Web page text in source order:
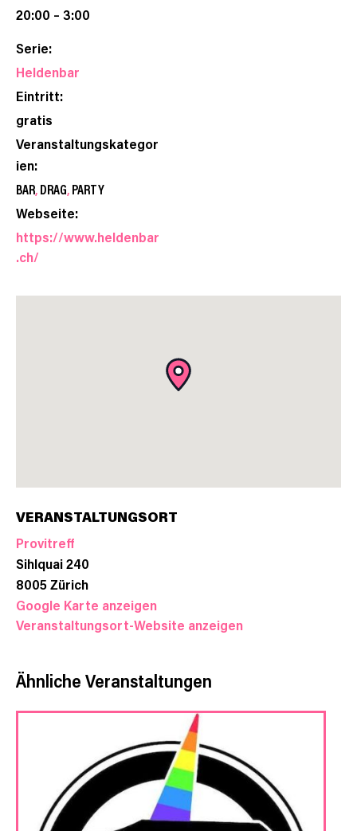
20:00 – 3:00
Serie:
Heldenbar
Eintritt:
gratis
Veranstaltungskategor
ien:
BAR,DRAG,PARTY
Webseite:
https://www.heldenbar
.ch/
VERANSTALTUNGSORT
Provitreff
Sihlquai 240
8005Zürich
Google Karte anzeigen
Veranstaltungsort-Website anzeigen
Ähnliche Veranstaltungen